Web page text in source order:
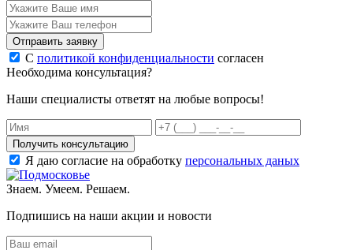
Отправить заявку
С политикой конфиденциальности согласен
Необходима консультация?
Наши специалисты ответят на любые вопросы!
Получить консультацию
Я даю согласие на обработку персональных даных
Знаем. Умеем. Решаем.
Подпишись на наши акции и новости